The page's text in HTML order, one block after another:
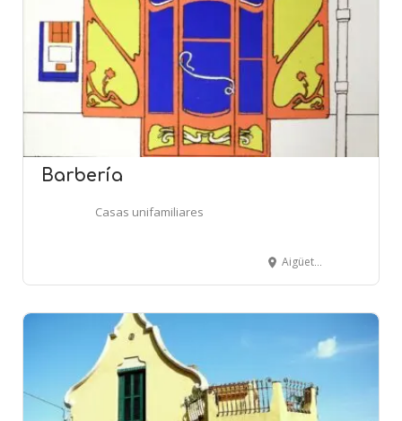
Barbería
Casas unifamiliares
Aigüeta, 2 - LA BISBAL D'EMPORDÀ